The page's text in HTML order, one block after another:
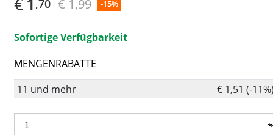
,70 € 1,99 -15%
Sofortige Verfügbarkeit
MENGENRABATTE
11 und mehr
€ 1,51 (-